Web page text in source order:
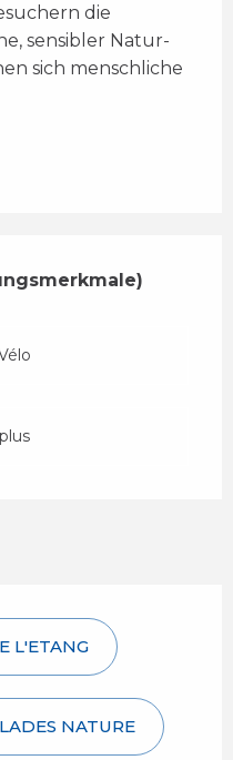
die
sensibler Natur-
sich menschliche
L'ETANG
NATURE